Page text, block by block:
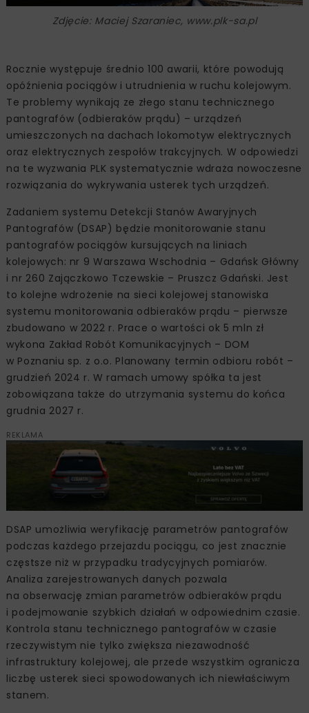
Zdjęcie: Maciej Szaraniec, www.plk-sa.pl
Rocznie występuje średnio 100 awarii, które powodują
opóźnienia pociągów i utrudnienia w ruchu kolejowym.
Te problemy wynikają ze złego stanu technicznego
pantografów (odbieraków prądu) – urządzeń
umieszczonych na dachach lokomotyw elektrycznych
oraz elektrycznych zespołów trakcyjnych. W odpowiedzi
na te wyzwania PLK systematycznie wdraża nowoczesne
rozwiązania do wykrywania usterek tych urządzeń.
Zadaniem systemu Detekcji Stanów Awaryjnych
Pantografów (DSAP) będzie monitorowanie stanu
pantografów pociągów kursujących na liniach
kolejowych: nr 9 Warszawa Wschodnia – Gdańsk Główny
i nr 260 Zajączkowo Tczewskie – Pruszcz Gdański. Jest
to kolejne wdrożenie na sieci kolejowej stanowiska
systemu monitorowania odbieraków prądu – pierwsze
zbudowano w 2022 r. Prace o wartości ok 5 mln zł
wykona Zakład Robót Komunikacyjnych – DOM
w Poznaniu sp. z o.o. Planowany termin odbioru robót –
grudzień 2024 r. W ramach umowy spółka ta jest
zobowiązana także do utrzymania systemu do końca
grudnia 2027 r.
REKLAMA
DSAP umożliwia weryfikację parametrów pantografów
podczas każdego przejazdu pociągu, co jest znacznie
częstsze niż w przypadku tradycyjnych pomiarów.
Analiza zarejestrowanych danych pozwala
na obserwację zmian parametrów odbieraków prądu
i podejmowanie szybkich działań w odpowiednim czasie.
Kontrola stanu technicznego pantografów w czasie
rzeczywistym nie tylko zwiększa niezawodność
infrastruktury kolejowej, ale przede wszystkim ogranicza
liczbę usterek sieci spowodowanych ich niewłaściwym
stanem.